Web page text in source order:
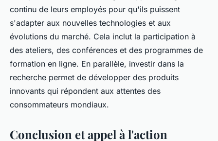
continu de leurs employés pour qu'ils puissent
s'adapter aux nouvelles technologies et aux
évolutions du marché. Cela inclut la participation à
des ateliers, des conférences et des programmes de
formation en ligne. En parallèle, investir dans la
recherche permet de développer des produits
innovants qui répondent aux attentes des
consommateurs mondiaux.
Conclusion et appel à l'action